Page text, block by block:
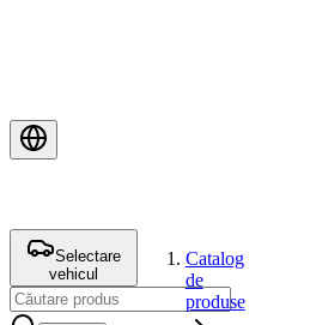
Selectare
vehicul
Catalog
de
produse